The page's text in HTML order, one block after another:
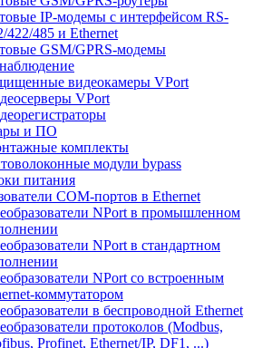
IP-модемы с интерфейсом RS-
422/485 и Ethernet
GSM/GPRS-модемы
видеокамеры VPort
VPort
и ПО
комплекты
модули bypass
питания
COM-портов в Ethernet
NPort в промышленном
NPort в стандартном
NPort со встроенным
коммутатором
в беспроводной Ethernet
протоколов (Modbus,
Profinet, Ethernet/IP, DF1, ...)